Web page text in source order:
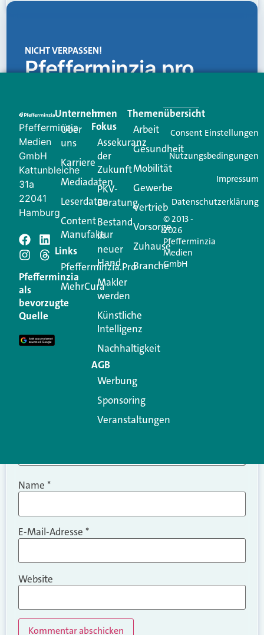
NICHT VERPASSEN!
Pfefferminzia.pro
Creator für Ihre Kundenkommunikation. Alles, was
Ihren Vertriebsalltag leichter macht. Mit nur einem
Login.
Jetzt anmelden
Schreiben Sie einen
Kommentar
Ihre E-Mail-Adresse wird nicht veröffentlicht.
Erforderliche Felder sind mit
Kommentar
Name *
E-Mail-Adresse *
Website
Pfefferminzia
Medien
GmbH
Kattunbleiche
31a
22041
Hamburg
Pfefferminzia
als
bevorzugte
Quelle
Unternehmen
Über
uns
Karriere
Mediadaten
Leserdaten
Content
Manufaktur
Links
Pfefferminzia.Pro
MehrCura
Im
Fokus
Assekuranz
der
Zukunft
PKV-
Beratung
Bestand
in
neuer
Hand
Makler
werden
Künstliche
Intelligenz
Nachhaltigkeit
AGB
Werbung
Sponsoring
Veranstaltungen
Themenübersicht
Arbeit
Gesundheit
Mobilität
Gewerbe
Vertrieb
Vorsorge
Zuhause
Branche
© 2013 -
2026
Pfefferminzia
Medien
GmbH
Consent Einstellungen
Nutzungsbedingungen
Impressum
Datenschutzerklärung